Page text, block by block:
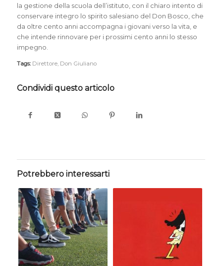
la gestione della scuola dell’istituto, con il chiaro intento di
conservare integro lo spirito salesiano del Don Bosco, che
da oltre cento anni accompagna i giovani verso la vita, e
che intende rinnovare per i prossimi cento anni lo stesso
impegno.
Tags: Direttore, Don Giuliano
Condividi questo articolo
Potrebbero interessarti